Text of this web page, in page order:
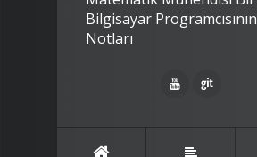
Bilgisayar Programcısının
Notları